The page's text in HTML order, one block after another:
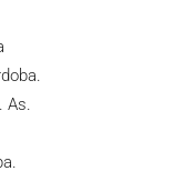
As.